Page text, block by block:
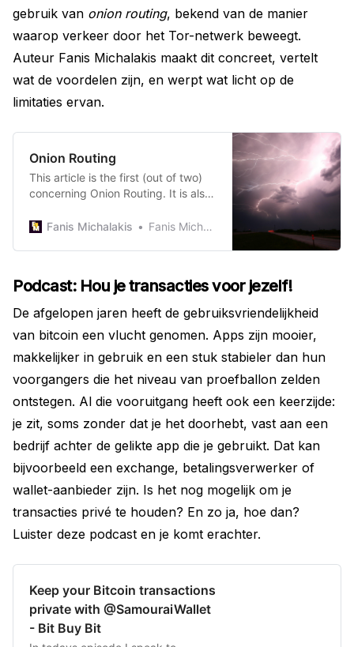
gebruik van onion routing, bekend van de manier
waarop verkeer door het Tor-netwerk beweegt.
Auteur Fanis Michalakis maakt dit concreet, vertelt
wat de voordelen zijn, en werpt wat licht op de
limitaties ervan.
Onion Routing
This article is the first (out of two)
concerning Onion Routing. It is also
where I’ll try to cover in depth how
about an ant jumping on a
Fanis Michalakis Fanis Michalakis
Podcast: Hou je transacties voor jezelf!
De afgelopen jaren heeft de gebruiksvriendelijkheid
van bitcoin een vlucht genomen. Apps zijn mooier,
makkelijker in gebruik en een stuk stabieler dan hun
voorgangers die het niveau van proefballon zelden
ontstegen. Al die vooruitgang heeft ook een keerzijde:
je zit, soms zonder dat je het doorhebt, vast aan een
bedrijf achter de gelikte app die je gebruikt. Dat kan
bijvoorbeeld een exchange, betalingsverwerker of
wallet-aanbieder zijn. Is het nog mogelijk om je
transacties privé te houden? En zo ja, hoe dan?
Luister deze podcast en je komt erachter.
Keep your Bitcoin transactions
private with @SamouraiWallet
- Bit Buy Bit